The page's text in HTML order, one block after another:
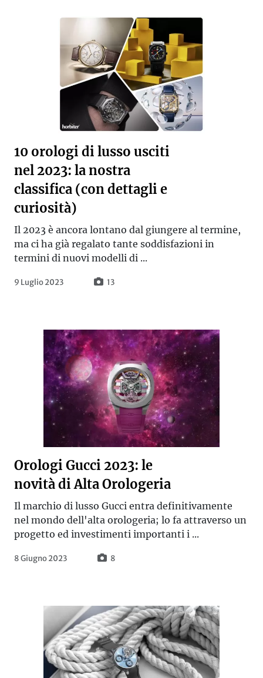
10 orologi di lusso usciti
nel 2023: la nostra
classifica (con dettagli e
curiosità)
Il 2023 è ancora lontano dal giungere al termine,
ma ci ha già regalato tante soddisfazioni in
termini di nuovi modelli di ...
9 Luglio 2023 13
Orologi Gucci 2023: le
novità di Alta Orologeria
Il marchio di lusso Gucci entra definitivamente
nel mondo dell'alta orologeria; lo fa attraverso un
progetto ed investimenti importanti i ...
8 Giugno 2023 8